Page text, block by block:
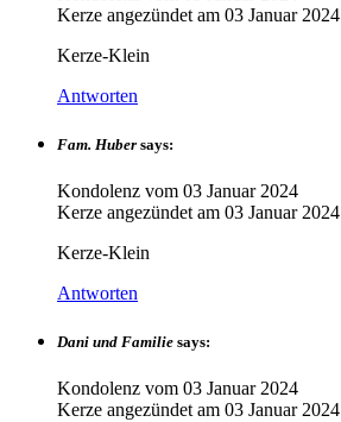
Kerze angezündet am 03 Januar 2024
Kerze-Klein
Antworten
Fam. Huber says:
Kondolenz vom 03 Januar 2024
Kerze angezündet am 03 Januar 2024
Kerze-Klein
Antworten
Dani und Familie says:
Kondolenz vom 03 Januar 2024
Kerze angezündet am 03 Januar 2024